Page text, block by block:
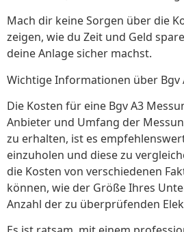
Mach dir keine Sorgen über die
zeigen, wie du Zeit und Geld
deine Anlage sicher machst.
Wichtige Informationen über Bgv
Die Kosten für eine Bgv A3
Anbieter und Umfang der
zu erhalten, ist es
einzuholen und diese zu
die Kosten von verschiedenen
können, wie der Größe Ihres
Anzahl der zu überprüfenden